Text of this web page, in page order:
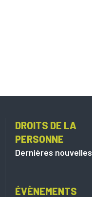
DROITS DE LA
PERSONNE
Dernières nouvelles
ÉVÈNEMENTS